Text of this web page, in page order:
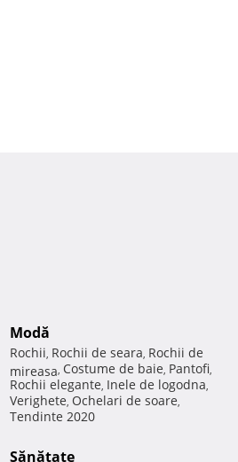
Modă
Rochii, Rochii de seara, Rochii de
mireasa, Costume de baie, Pantofi,
Rochii elegante, Inele de logodna,
Verighete, Ochelari de soare,
Tendinte 2020
Sănătate